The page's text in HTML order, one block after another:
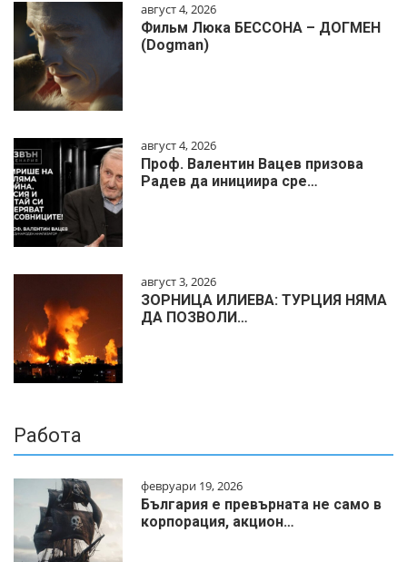
август 4, 2026
Фильм Люка БЕССОНА – ДОГМЕН
(Dogman)
август 4, 2026
Проф. Валентин Вацев призова
Радев да инициира сре…
август 3, 2026
ЗОРНИЦА ИЛИЕВА: ТУРЦИЯ НЯМА
ДА ПОЗВОЛИ…
Работа
февруари 19, 2026
България е превърната не само в
корпорация, акцион…